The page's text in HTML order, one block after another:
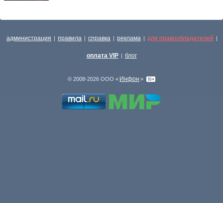
администрация | правила | справка | реклама | для правообладателей |
оплата VIP | блог
© 2008-2026 ООО « Инфон »